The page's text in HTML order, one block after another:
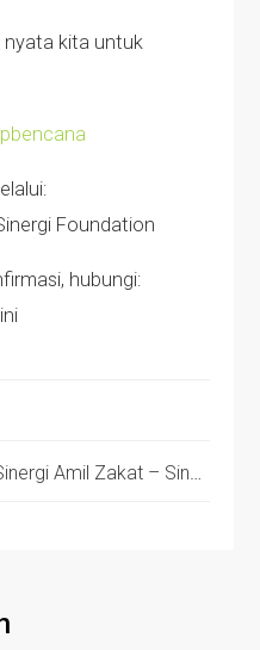
nyata kita untuk
Foundation
hubungi: